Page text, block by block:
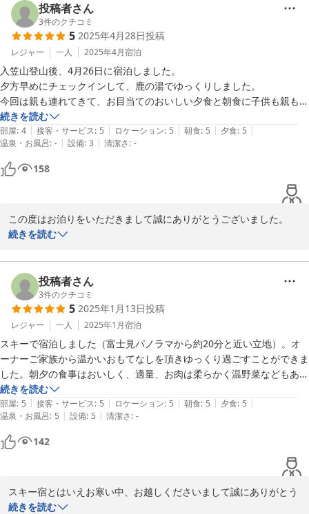
私達は黒子と同じでお客様のスケジュールがスムーズに運べるよう
に思っております。地元の駐在員です。
2025-06-19
投稿者さん
3件のクチコミ
5 2025年4月28日投稿
レジャー 一人 2025年4月宿泊
入笠山登山後、4月26日に宿泊しました。
夕方早めにチェックインして、鹿の湯でゆっくりしました。
今回は親も連れてきて、お目当てのおいしい夕食と朝食に子供も親も家
族皆が大満足でした。
オーナー夫婦の優しい雰囲気にも癒されました。
翌日は天空カートで抜群の景色を満喫でき最高の旅行になりました。あ
りがとうございました。
続きを読む
部屋: 4 | 接客・サービス: 5 | ロケーション: 5 | 朝食: 5 | 夕食: 5 |
温泉・お風呂: - | 設備: 3 | 清潔さ: -
158
この度はお泊りをいただきまして誠にありがとうございました。
また、旅のお疲れが癒えないところを貴重なコメントに感謝申し上
この宿を始めて４０年を過ぎようとしております。
お料理は頑固に妻が仕入れで品定めをしています。遠い諏訪平を隅
から隅までお肉や魚。パンまでダブらないよう命をかけているよう
です。お客様にそれが通じてか妻は満足していると思います。
これからも優しご主人様とお嬢様。そのお孫様がお見えになられる
までがんばります。どうぞお待ち申します。
2025-04-28
続きを読む
投稿者さん
3件のクチコミ
5 2025年1月13日投稿
レジャー 一人 2025年1月宿泊
スキーで宿泊しました（富士見パノラマから約20分と近い立地）。オ
ーナーご家族から温かいおもてなしを頂きゆっくり過ごすことができま
した。朝夕の食事はおいしく、適量、お肉は柔らかく温野菜などもあり
子ども（小学生低学年）も食が進みました。お風呂は入れ替え制の家族
風呂で、こちらもゆっくり入ることができました。部屋は床暖房があ
り、エアコンに比べると空気の乾燥も少ないように感じ快適に過ごせま
した。
1泊と短い滞在でしたが色々とご丁寧にご対応いただき誠に有難うござ
いました。スキー板の室内保管もお手数をおかけいたしました。またよ
続きを読む
部屋: 5 | 接客・サービス: 5 | ロケーション: 5 | 朝食: 5 | 夕食: 5 |
温泉・お風呂: 5 | 設備: 5 | 清潔さ: -
142
スキー宿とはいえお寒い中、お越しくださいまして誠にありがとう
ございました。
続きを読む